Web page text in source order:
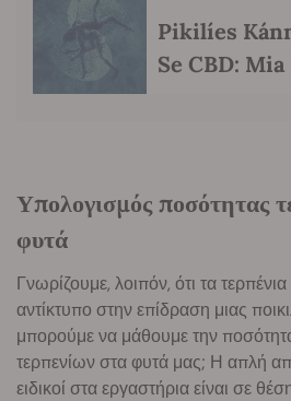
Pikilíes
Se CBD:
Υπολογισμός ποσότητας
φυτά
Γνωρίζουμε, λοιπόν, ότι τα
αντίκτυπο στην επίδραση μιας
μπορούμε να μάθουμε την
τερπενίων στα φυτά μας; Η απλή
ειδικοί στα εργαστήρια είναι σε